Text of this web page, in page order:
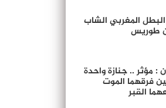
البطل المغربي الشاب
طوريس
: مؤثر .. جنازة واحدة
فرقهما الموت
القبر